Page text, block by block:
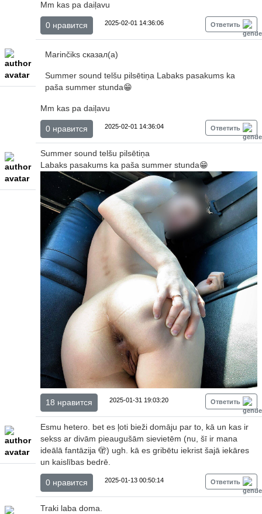
Mm kas pa daiļavu
0 нравится 2025-02-01 14:36:06 Ответить
Marinčiks сказал(а)
Summer sound telšu pilsētiņa Labaks pasakums ka
paša summer stunda😁
Mm kas pa daiļavu
0 нравится 2025-02-01 14:36:04 Ответить
Summer sound telšu pilsētiņa
Labaks pasakums ka paša summer stunda😁
18 нравится 2025-01-31 19:03:20 Ответить
Esmu hetero. bet es ļoti bieži domāju par to, kā un kas ir
sekss ar divām pieaugušām sievietēm (nu, šī ir mana
ideālā fantāzija 🫣) ugh. kā es gribētu iekrist šajā iekāres
un kaislības bedrē.
0 нравится 2025-01-13 00:50:14 Ответить
Traki laba doma.